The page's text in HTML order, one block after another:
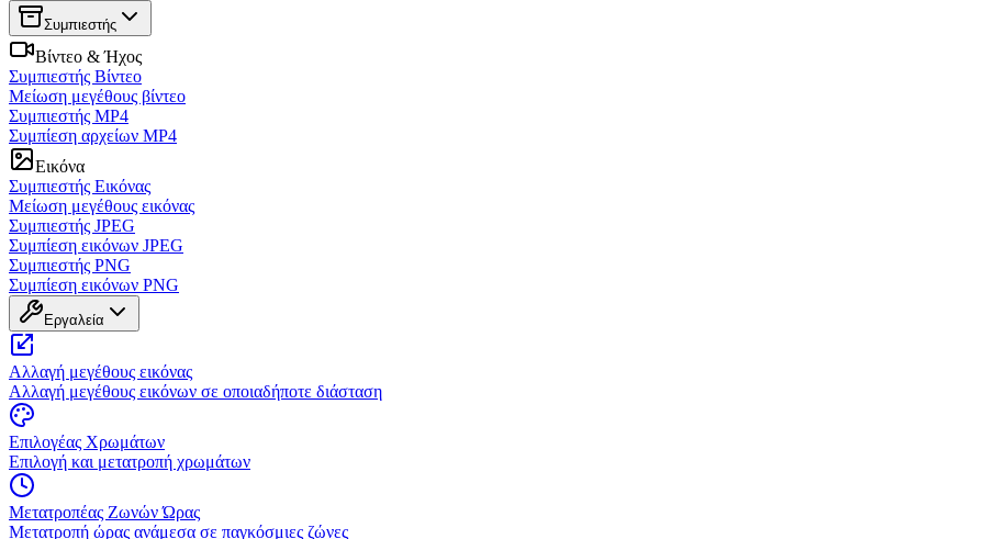
Συμπιεστής
Βίντεο & Ήχος
Συμπιεστής Βίντεο
Μείωση μεγέθους βίντεο
Συμπιεστής MP4
Συμπίεση αρχείων MP4
Εικόνα
Συμπιεστής Εικόνας
Μείωση μεγέθους εικόνας
Συμπιεστής JPEG
Συμπίεση εικόνων JPEG
Συμπιεστής PNG
Συμπίεση εικόνων PNG
Εργαλεία
Αλλαγή μεγέθους εικόνας
Αλλαγή μεγέθους εικόνων σε οποιαδήποτε διάσταση
Επιλογέας Χρωμάτων
Επιλογή και μετατροπή χρωμάτων
Μετατροπέας Ζωνών Ώρας
Μετατροπή ώρας ανάμεσα σε παγκόσμιες ζώνες